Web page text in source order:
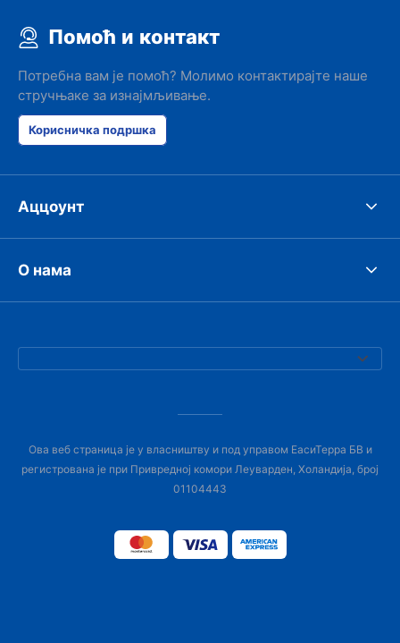
Помоћ и контакт
Потребна вам је помоћ? Молимо контактирајте наше
стручњаке за изнајмљивање.
Корисничка подршка
Аццоунт
О нама
Ова веб страница је у власништву и под управом ЕасиТерра БВ и
регистрована је при Привредној комори Леуварден, Холандија, број
01104443